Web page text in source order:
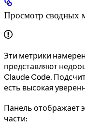
Просмотр сводных
Эти метрики
представляют
Claude Code.
есть высокая
Панель отображает
части: